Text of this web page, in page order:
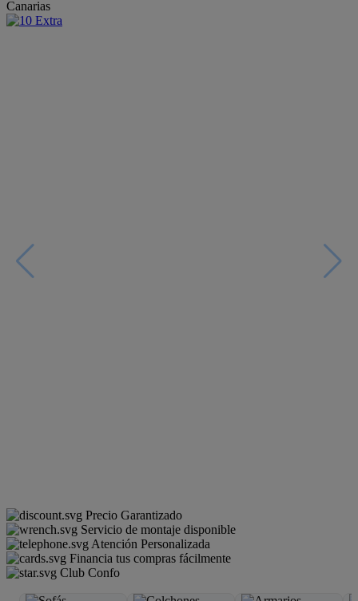
Canarias
Precio Garantizado
Servicio de montaje disponible
Atención Personalizada
Financia tus compras fácilmente
Club Confo